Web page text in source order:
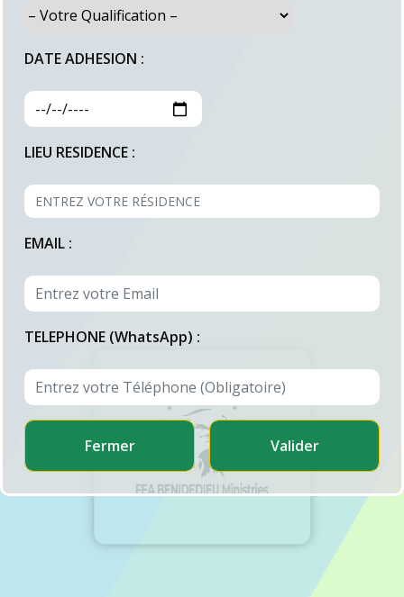
DATE ADHESION :
LIEU RESIDENCE :
EMAIL :
TELEPHONE (WhatsApp) :
Fermer Valider